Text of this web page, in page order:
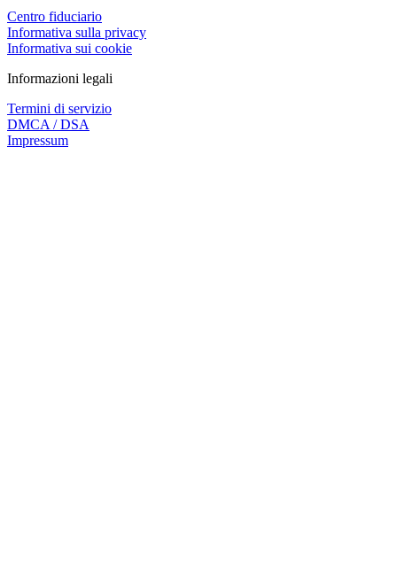
Centro fiduciario
Informativa sulla privacy
Informativa sui cookie
Informazioni legali
Termini di servizio
DMCA / DSA
Impressum